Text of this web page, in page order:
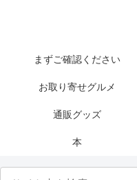
まずご確認ください
お取り寄せグルメ
通販グッズ
本